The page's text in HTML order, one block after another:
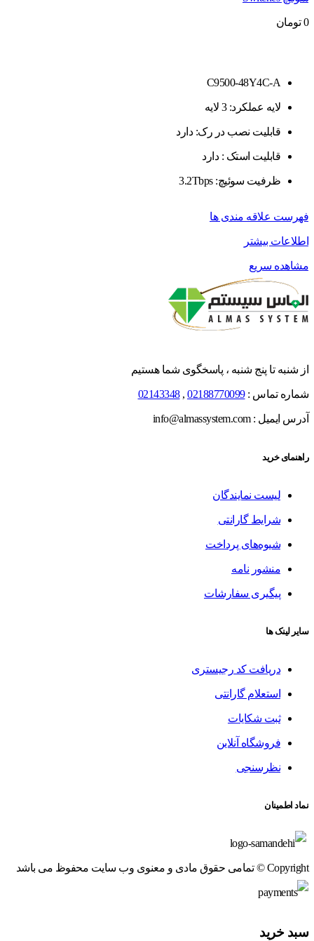
0 تومان
C9500-48Y4C-A
لایه عملکرد: 3 لایه
قابلیت نصب در رک: دارد
قابلیت استک : دارد
ظرفیت سوئیچ: 3.2Tbps
فهرست علاقه مندی ها
اطلاعات بیشتر
مشاهده سریع
از شنبه تا پنج شنبه ، پاسخگوی شما هستیم
شماره تماس :02188770099
,
02143348
آدرس ایمیل : info@almassystem.com
راهنمای خرید
لیست نمایندگان
شرایط گارانتی
شیوه‌های پرداخت
منشور نامه
پیگیری سفارشات
سایر لینک ها
دریافت کد رجیستری
استعلام گارانتی
ثبت شکایات
فروشگاه آنلاین
نظرسنجی
نماد اطمینان
Copyright © تمامی حقوق مادی و معنوی وب سایت محفوظ می باشد
سبد خرید